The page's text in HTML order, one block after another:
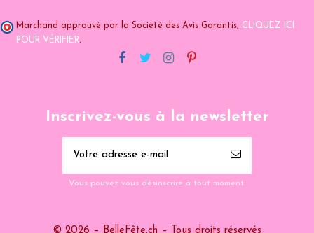
Marchand approuvé par la Société des Avis Garantis, CLIQUEZ ICI
POUR VÉRIFIER.
Inscrivez-vous à la newsletter
Vous pouvez vous désinscrire à tout moment.
© 2026 – BelleFête.ch – Tous droits réservés